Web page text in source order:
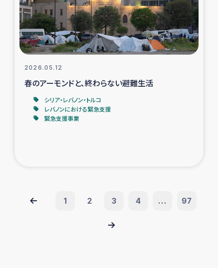
2026.05.12
春のアーモンドと、終わらない避難生活
シリア・レバノン・トルコ
レバノンにおける緊急支援
緊急支援事業
1 2 3 4 ... 97